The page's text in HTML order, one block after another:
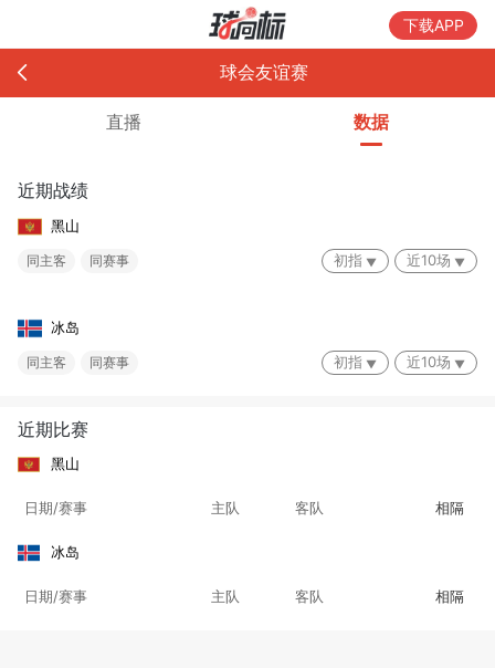
下载APP
球会友谊赛
直播 数据
近期战绩
黑山
同主客 同赛事 初指 近10场
冰岛
同主客 同赛事 初指 近10场
近期比赛
黑山
日期/赛事 主队 客队 相隔
冰岛
日期/赛事 主队 客队 相隔